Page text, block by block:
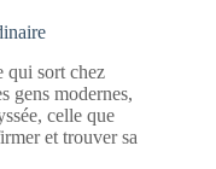
qui sort chez
gens modernes,
celle que
et trouver sa